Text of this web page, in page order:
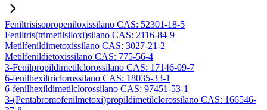
Feniltrisisopropeniloxissilano CAS: 52301-18-5
Feniltris(trimetilsiloxi)silano CAS: 2116-84-9
Metilfenildimetoxissilano CAS: 3027-21-2
Metilfenildietoxissilano CAS: 775-56-4
3-Fenilpropildimetilclorossilano CAS: 17146-09-7
6-fenilhexiltriclorossilano CAS: 18035-33-1
6-fenilhexildimetilclorossilano CAS: 97451-53-1
3-(Pentabromofenilmetoxi)propildimetilclorossilano CAS: 166546-